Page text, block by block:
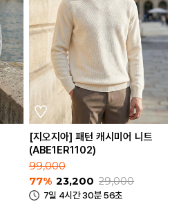
[지오지아] 패턴 캐시미어 니트
(ABE1ER1102)
99,000
77% 23,200 29,000
7일 4시간 30분 56초